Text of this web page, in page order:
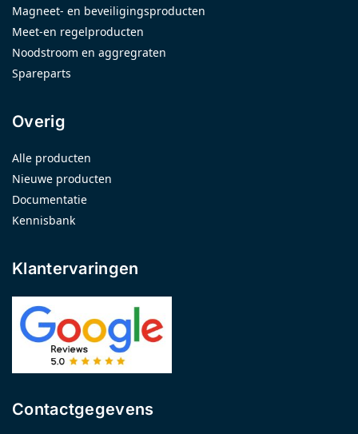
Magneet- en beveiligingsproducten
Meet-en regelproducten
Noodstroom en aggregraten
Spareparts
Overig
Alle producten
Nieuwe producten
Documentatie
Kennisbank
Klantervaringen
Contactgegevens